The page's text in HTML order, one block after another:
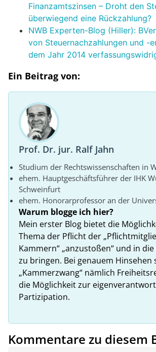
Finanzamtszinsen – Droht den
überwiegend eine Rückzahlung?
NWB Experten-Blog (Hiller):
von Steuernachzahlungen und -
dem Jahr 2014
Ein Beitrag von:
Prof. Dr. jur. Ralf Jahn
Studium der Rechtswissenschaften in
ehem. Hauptgeschäftsführer der IHK
Schweinfurt
ehem. Honorarprofessor an der
Warum blogge ich hier?
Mein erster Blog bietet die
Thema der Pflicht der
Kammern“ „anzustoßen“ und in
zu bringen. Bei genauem Hinsehen
„Kammerzwang“ nämlich
die Möglichkeit zur
Partizipation.
Kommentare zu diesem